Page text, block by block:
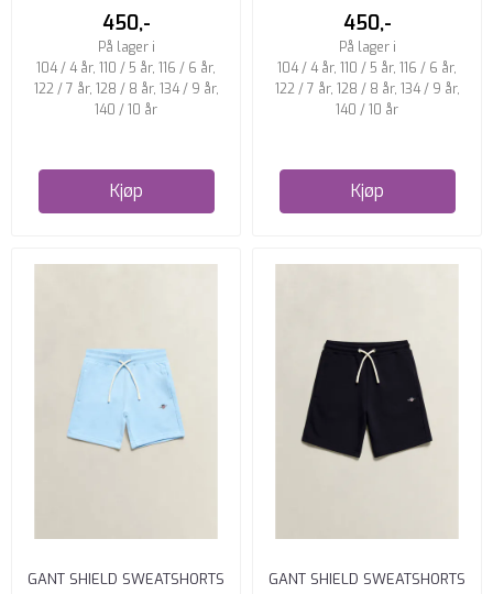
450,-
På lager i
104 / 4 år, 110 / 5 år, 116 / 6 år,
122 / 7 år, 128 / 8 år, 134 / 9 år,
140 / 10 år
Kjøp
450,-
På lager i
104 / 4 år, 110 / 5 år, 116 / 6 år,
122 / 7 år, 128 / 8 år, 134 / 9 år,
140 / 10 år
Kjøp
GANT SHIELD SWEATSHORTS
GANT SHIELD SWEATSHORTS